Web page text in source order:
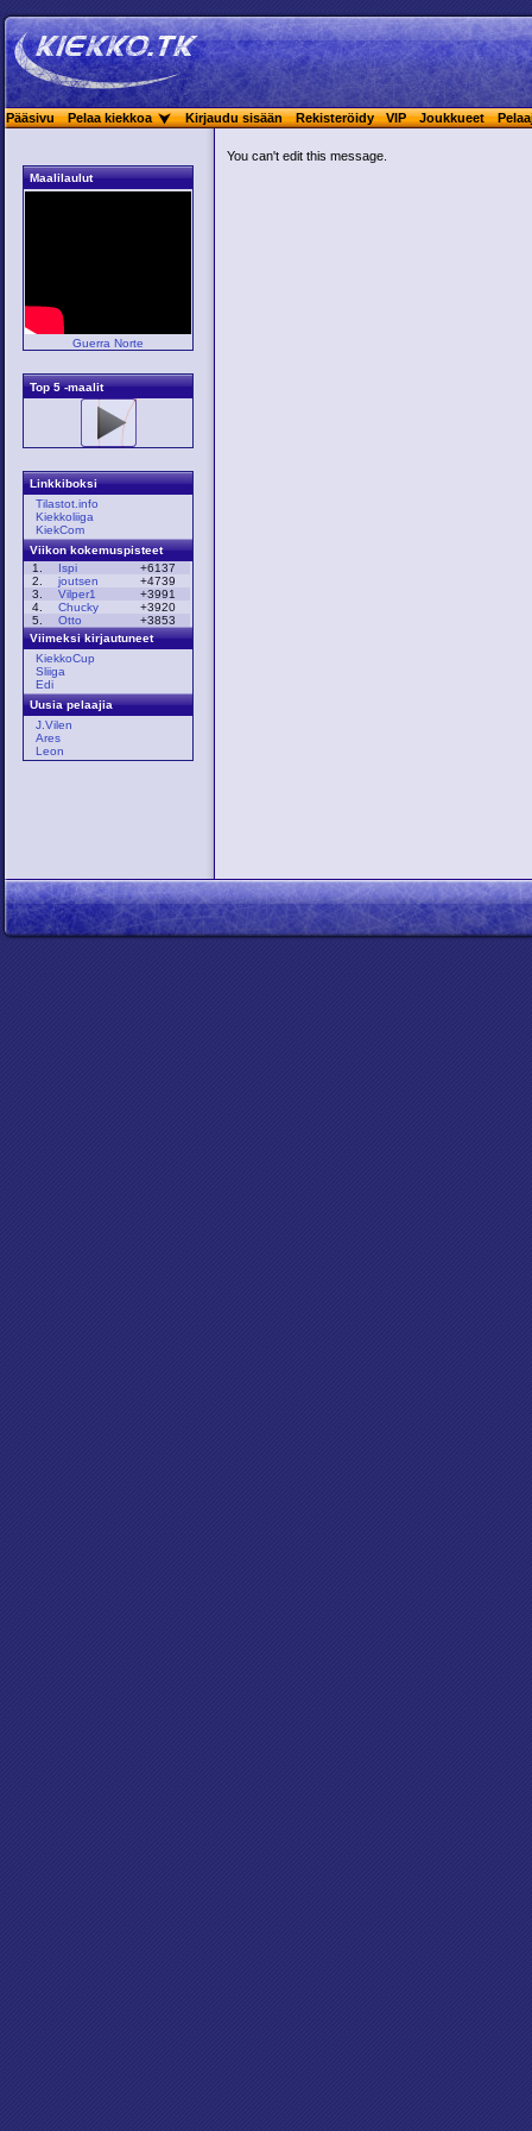
Pääsivu Pelaa kiekkoa Kirjaudu sisään Rekisteröidy VIP Joukkueet
Maalilaulut
Guerra Norte
Top 5 -maalit
Linkkiboksi
Tilastot.info
Kiekkoliiga
KiekCom
Viikon kokemuspisteet
1.
Ispi
+6137
2.
joutsen
+4739
3.
Vilper1
+3991
4.
Chucky
+3920
5.
Otto
+3853
Viimeksi kirjautuneet
KiekkoCup
Sliiga
Edi
Uusia pelaajia
J.Vilen
Ares
Leon
You can't edit this message.